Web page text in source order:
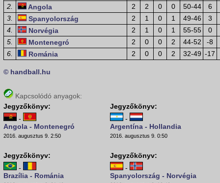
2.
Angola 2 2 0 0 50-44
6
3.
Spanyolország 2 1 0 1 49-46
3
4.
Norvégia 2 1 0 1 55-55
0
5.
Montenegró 2 0 0 2 44-52
-8
6.
Románia 2 0 0 2 32-49 -17
© handball.hu
Kapcsolódó anyagok:
Jegyzőkönyv:
-
Angola - Montenegró
2016. augusztus 9. 2:50
Jegyzőkönyv:
-
Argentína - Hollandia
2016. augusztus 9. 0:50
Jegyzőkönyv:
-
Brazília - Románia
Jegyzőkönyv:
-
Spanyolország - Norvégia